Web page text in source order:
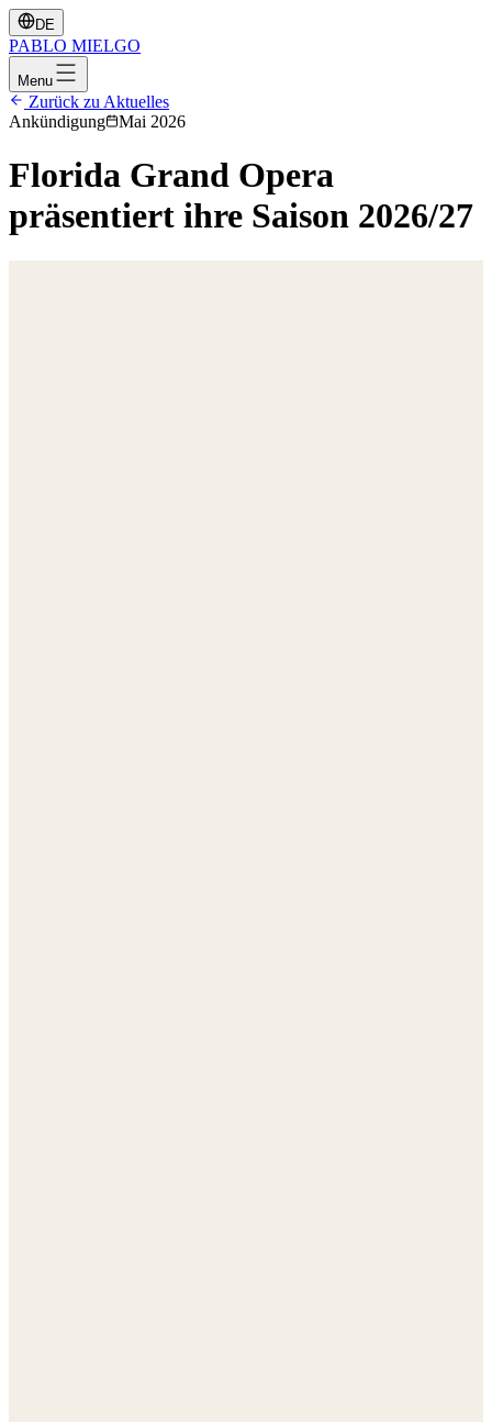
DE
PABLO MIELGO
Menu
Zurück zu Aktuelles
Ankündigung
Mai 2026
Florida Grand Opera
präsentiert ihre Saison 2026/27